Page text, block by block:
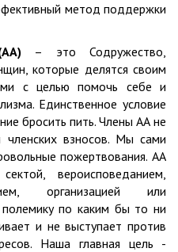
метод поддержки
– это Содружество,
которые делятся своим
с целью помочь себе и
Единственное условие
бросить пить. Члены АА не
членских взносов. Мы сами
пожертвования. АА
вероисповеданием,
организацией или
по каким бы то ни
и не выступает против
Наша главная цель -